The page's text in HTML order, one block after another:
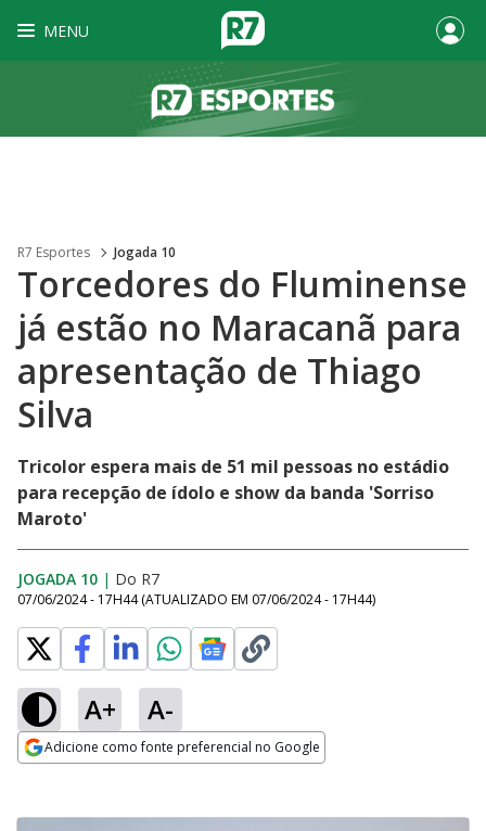
MENU
R7 Esportes Jogada 10
Torcedores do Fluminense
já estão no Maracanã para
apresentação de Thiago
Silva
Tricolor espera mais de 51 mil pessoas no estádio
para recepção de ídolo e show da banda 'Sorriso
Maroto'
JOGADA 10 | Do R7
07/06/2024 - 17H44 (ATUALIZADO EM 07/06/2024 - 17H44)
A+ A-
Adicione como fonte preferencial no Google